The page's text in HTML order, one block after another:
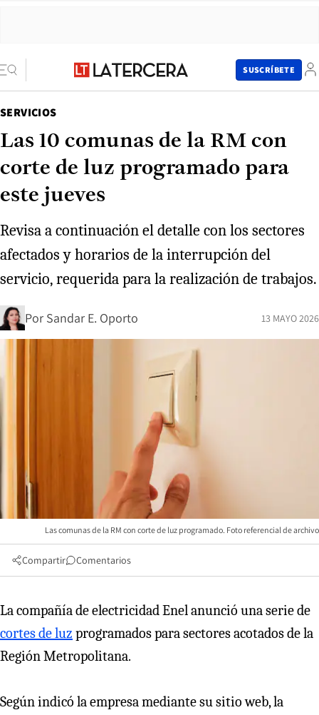
SUSCRÍBETE
SERVICIOS
Las 10 comunas de la RM con
corte de luz programado para
este jueves
Revisa a continuación el detalle con los sectores
afectados y horarios de la interrupción del
servicio, requerida para la realización de trabajos.
Por Sandar E. Oporto 13 MAYO 2026
Las comunas de la RM con corte de luz programado. Foto referencial de archivo
Compartir Comentarios
La compañía de electricidad Enel anunció una serie de
cortes de luz programados para sectores acotados de la
Región Metropolitana.
Según indicó la empresa mediante su sitio web, la